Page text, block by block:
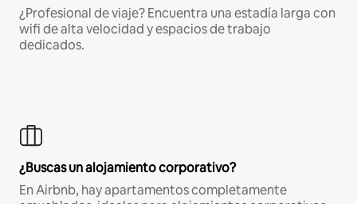
¿Profesional de viaje? Encuentra una estadía larga con
wifi de alta velocidad y espacios de trabajo
dedicados.
¿Buscas un alojamiento corporativo?
En Airbnb, hay apartamentos completamente